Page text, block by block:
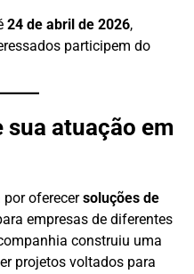
24 de abril de 2026,
participem do
sua atuação em
por oferecersoluções de
empresas de diferentes
construiu uma
projetos voltados para